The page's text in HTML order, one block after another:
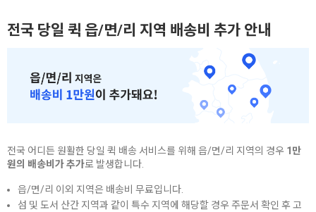
전국 당일 퀵 읍/면/리 지역 배송비 추가 안내
전국 어디든 원활한 당일 퀵 배송 서비스를 위해 읍/면/리 지역의 경우 1만
원의 배송비가 추가로 발생합니다.
읍/면/리 이외 지역은 배송비 무료입니다.
섬 및 도서 산간 지역과 같이 특수 지역에 해당할 경우 주문서 확인 후 고